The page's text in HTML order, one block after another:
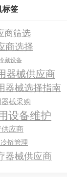
标签
商筛选
商选择
藏设备
器械供应商
器械选择指南
械采购
设备维护
应商
链管理
器械供应商